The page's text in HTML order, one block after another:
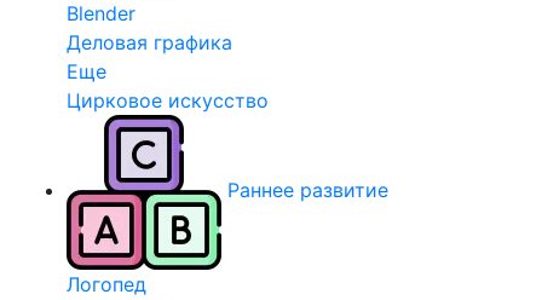
Blender
Деловая графика
Еще
Цирковое искусство
Раннее развитие
Логопед